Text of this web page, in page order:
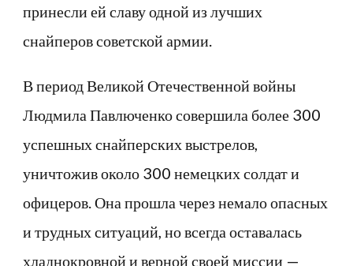
принесли ей славу одной из лучших
снайперов советской армии.
В период Великой Отечественной войны
Людмила Павлюченко совершила более 300
успешных снайперских выстрелов,
уничтожив около 300 немецких солдат и
офицеров. Она прошла через немало опасных
и трудных ситуаций, но всегда оставалась
хладнокровной и верной своей миссии —